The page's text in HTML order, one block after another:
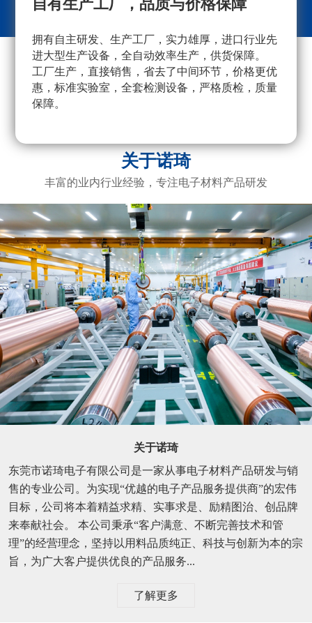
自有生产工厂，品质与价格保障
拥有自主研发、生产工厂，实力雄厚，进口行业先
进大型生产设备，全自动效率生产，供货保障。
工厂生产，直接销售，省去了中间环节，价格更优
惠，标准实验室，全套检测设备，严格质检，质量
保障。
采
关于诺琦
丰富的业内行业经验，专注电子材料产品研发
关于诺琦
东莞市诺琦电子有限公司是一家从事电子材料产品研发与销
售的专业公司。为实现“优越的电子产品服务提供商”的宏伟
目标，公司将本着精益求精、实事求是、励精图治、创品牌
来奉献社会。 本公司秉承“客户满意、不断完善技术和管
理”的经营理念，坚持以用料品质纯正、科技与创新为本的宗
旨，为广大客户提供优良的产品服务...
了解更多